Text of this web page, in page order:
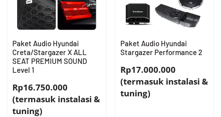
Paket Audio Hyundai
Creta/Stargazer X ALL
SEAT PREMIUM SOUND
Level 1
Rp16.750.000
(termasuk instalasi &
tuning)
Paket Audio Hyundai
Stargazer Performance 2
Rp17.000.000
(termasuk instalasi &
tuning)